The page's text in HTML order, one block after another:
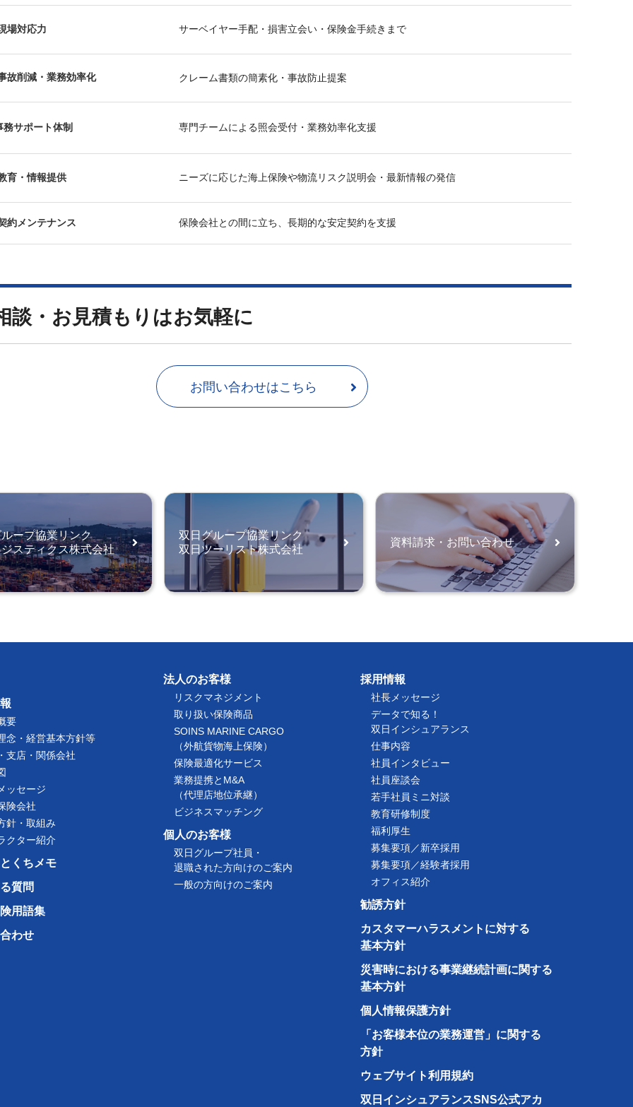
場対応力 サーベイヤー手配・損害立会い・保険金手続きまで
故削減・業務効率化 クレーム書類の簡素化・事故防止提案
務サポート体制 専門チームによる照会受付・業務効率化支援
育・情報提供 ニーズに応じた海上保険や物流リスク説明会・最新情報の発信
約メンテナンス 保険会社との間に立ち、長期的な安定契約を支援
談・お見積もりはお気軽に
お問い合わせはこちら
ープ協業リンク
スティクス株式会社
双日グループ協業リンク
双日ツーリスト株式会社
資料請求・お問い合わせ
要
念・経営基本方針等
支店・関係会社
ッセージ
険会社
針・取組み
クター紹介
くちメモ
質問
用語集
わせ
法人のお客様
リスクマネジメント
取り扱い保険商品
SOINS MARINE CARGO
（外航貨物海上保険）
保険最適化サービス
業務提携とM&A
（代理店地位承継）
ビジネスマッチング
個人のお客様
双日グループ社員・
退職された方向けのご案内
一般の方向けのご案内
採用情報
社長メッセージ
データで知る！
双日インシュアランス
仕事内容
社員インタビュー
社員座談会
若手社員ミニ対談
教育研修制度
福利厚生
募集要項／新卒採用
募集要項／経験者採用
オフィス紹介
勧誘方針
カスタマーハラスメントに対する
基本方針
災害時における事業継続計画に関する
基本方針
個人情報保護方針
「お客様本位の業務運営」に関する
方針
ウェブサイト利用規約
双日インシュアランスSNS公式アカ